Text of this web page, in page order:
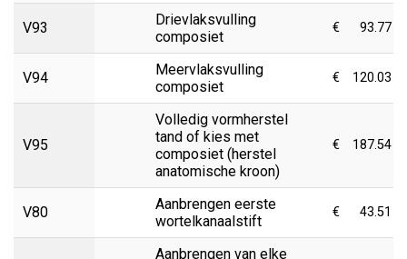
V93
Drievlaksvulling
composiet
€ 93.77
V94
Meervlaksvulling
composiet
€ 120.03
V95
Volledig vormherstel
tand of kies met
composiet (herstel
anatomische kroon)
€ 187.54
V80
Aanbrengen eerste
wortelkanaalstift
€ 43.51
Aanbrengen van elke